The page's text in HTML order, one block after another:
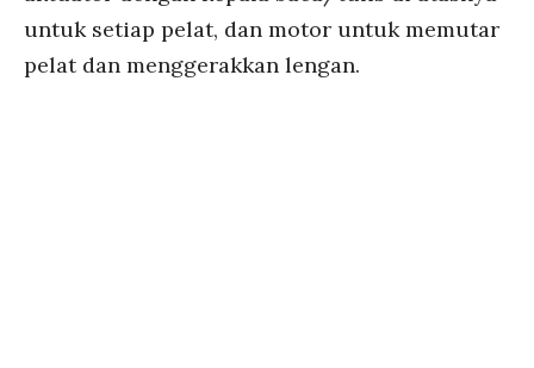
untuk setiap pelat, dan motor untuk memutar
pelat dan menggerakkan lengan.